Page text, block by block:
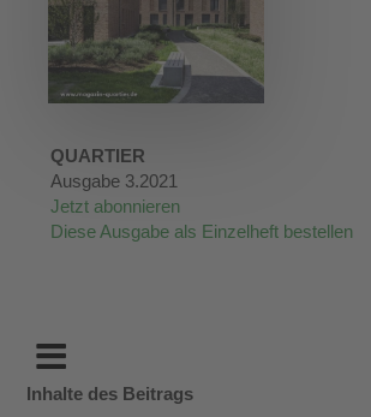
QUARTIER
Ausgabe 3.2021
Jetzt abonnieren
Diese Ausgabe als Einzelheft bestellen
Inhalte des Beitrags